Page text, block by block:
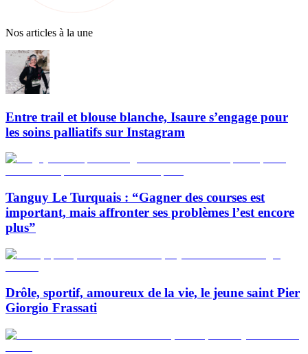
Nos articles à la une
Entre trail et blouse blanche, Isaure s’engage pour
les soins palliatifs sur Instagram
Tanguy Le Turquais : “Gagner des courses est
important, mais affronter ses problèmes l’est encore
plus”
Drôle, sportif, amoureux de la vie, le jeune saint Pier
Giorgio Frassati